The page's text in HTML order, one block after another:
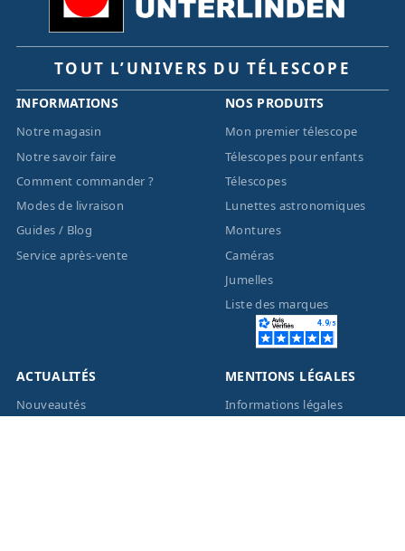
TOUT L’UNIVERS DU TÉLESCOPE
INFORMATIONS
Notre magasin
Notre savoir faire
Comment commander ?
Modes de livraison
Guides / Blog
Service après-vente
NOS PRODUITS
Mon premier télescope
Télescopes pour enfants
Télescopes
Lunettes astronomiques
Montures
Caméras
Jumelles
Liste des marques
ACTUALITÉS
Nouveautés
MENTIONS LÉGALES
Informations légales